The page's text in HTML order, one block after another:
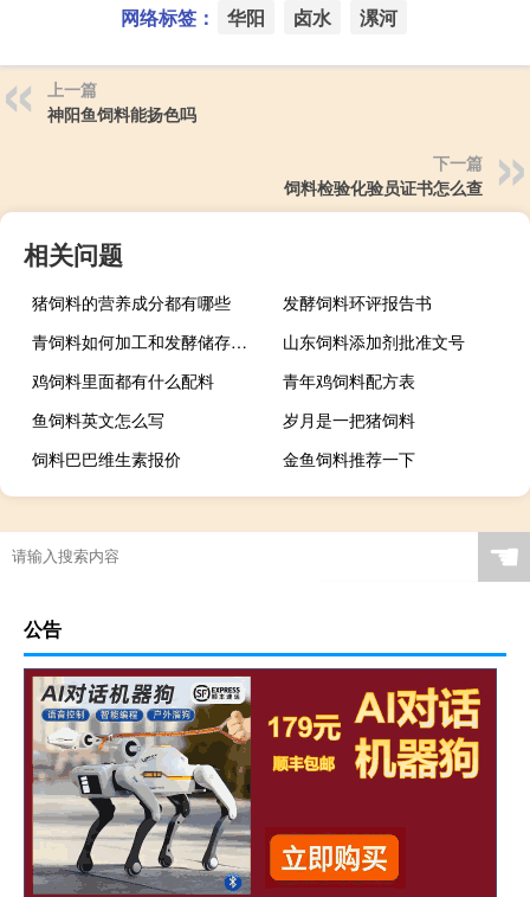
网络标签： 华阳 卤水 漯河
上一篇
神阳鱼饲料能扬色吗
下一篇
饲料检验化验员证书怎么查
相关问题
猪饲料的营养成分都有哪些
发酵饲料环评报告书
青饲料如何加工和发酵储存视频
山东饲料添加剂批准文号
鸡饲料里面都有什么配料
青年鸡饲料配方表
鱼饲料英文怎么写
岁月是一把猪饲料
饲料巴巴维生素报价
金鱼饲料推荐一下
☚
公告